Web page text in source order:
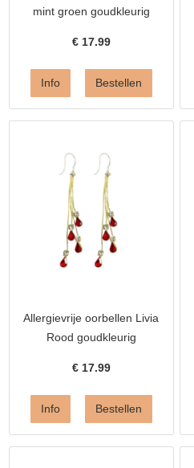
mint groen goudkleurig
€ 17.99
Allergievrije oorbellen Livia
Rood goudkleurig
€ 17.99